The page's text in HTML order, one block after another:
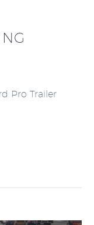
Pro Trailer